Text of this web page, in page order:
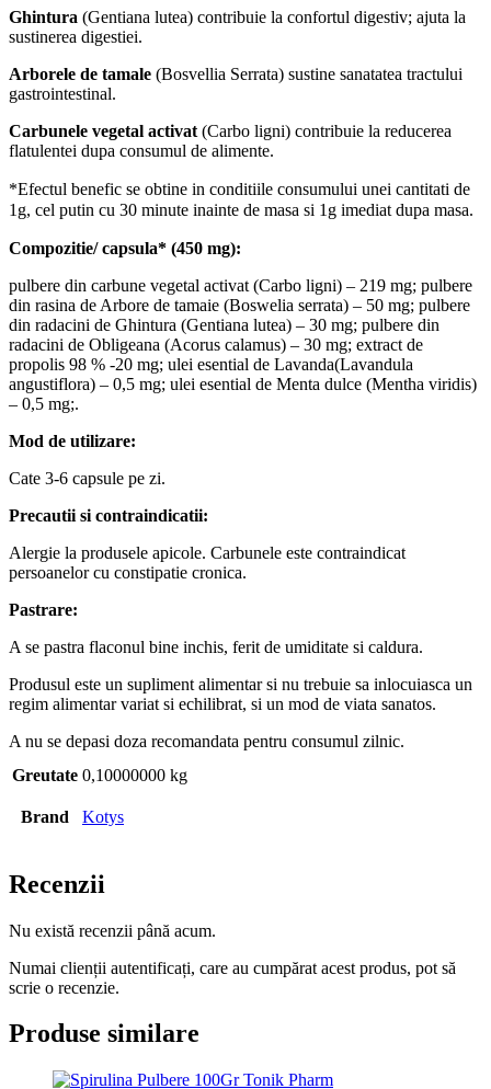
Ghintura (Gentiana lutea) contribuie la confortul digestiv; ajuta la
sustinerea digestiei.
Arborele de tamale (Bosvellia Serrata) sustine sanatatea tractului
gastrointestinal.
Carbunele vegetal activat (Carbo ligni) contribuie la reducerea
flatulentei dupa consumul de alimente.
*Efectul benefic se obtine in conditiile consumului unei cantitati de
1g, cel putin cu 30 minute inainte de masa si 1g imediat dupa masa.
Compozitie/ capsula* (450 mg):
pulbere din carbune vegetal activat (Carbo ligni) – 219 mg; pulbere
din rasina de Arbore de tamaie (Boswelia serrata) – 50 mg; pulbere
din radacini de Ghintura (Gentiana lutea) – 30 mg; pulbere din
radacini de Obligeana (Acorus calamus) – 30 mg; extract de
propolis 98 % -20 mg; ulei esential de Lavanda(Lavandula
angustiflora) – 0,5 mg; ulei esential de Menta dulce (Mentha viridis)
– 0,5 mg;.
Mod de utilizare:
Cate 3-6 capsule pe zi.
Precautii si contraindicatii:
Alergie la produsele apicole. Carbunele este contraindicat
persoanelor cu constipatie cronica.
Pastrare:
A se pastra flaconul bine inchis, ferit de umiditate si caldura.
Produsul este un supliment alimentar si nu trebuie sa inlocuiasca un
regim alimentar variat si echilibrat, si un mod de viata sanatos.
A nu se depasi doza recomandata pentru consumul zilnic.
Greutate 0,10000000 kg
Brand Kotys
Recenzii
Nu există recenzii până acum.
Numai clienții autentificați, care au cumpărat acest produs, pot să
scrie o recenzie.
Produse similare